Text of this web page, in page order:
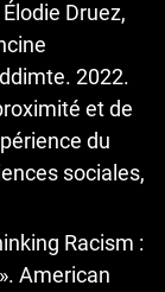
Druez,
2022.
et de
du
sociales,
Racism :
American